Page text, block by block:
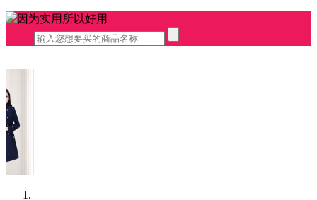
因为实用所以好用